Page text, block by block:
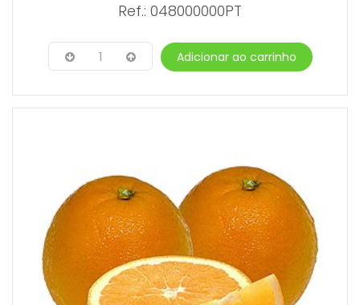
Ref.: 048000000PT
1 Adicionar ao carrinho